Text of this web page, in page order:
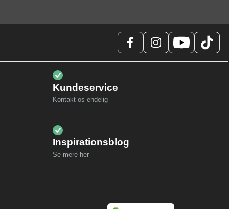
Kundeservice
Kontakt os endelig
Inspirationsblog
Se mere her